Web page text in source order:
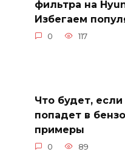
фильтра на
Избегаем
0 117
Что будет,
попадет в
примеры
0 89